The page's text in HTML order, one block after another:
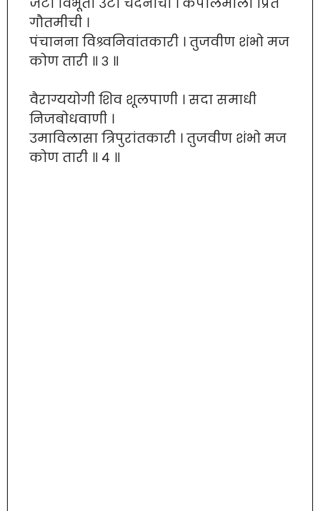
गौतमीची ।
पंचानना विश्र्वनिवांतकारी । तुजवीण शंभो मज
कोण तारी ॥ ३ ॥
वैराग्ययोगी शिव शूलपाणी । सदा समाधी
निजबोधवाणी ।
उमाविलासा त्रिपुरांतकारी । तुजवीण शंभो मज
कोण तारी ॥ ४ ॥